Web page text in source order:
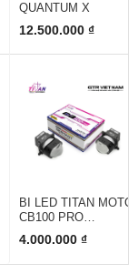
QUANTUM X
12.500.000 ₫
BI LED TITAN MOTO
CB100 PRO
SQUARE
4.000.000 ₫